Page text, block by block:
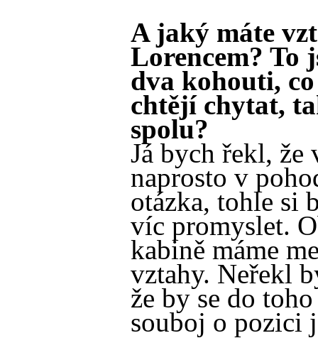
A jaký máte
Lorencem? To
dva kohouti, co
chtějí chytat,
spolu?
Já bych řekl, že
naprosto v
otázka, tohle si
víc promyslet.
kabině máme
vztahy. Neřekl
že by se do
souboj o pozici